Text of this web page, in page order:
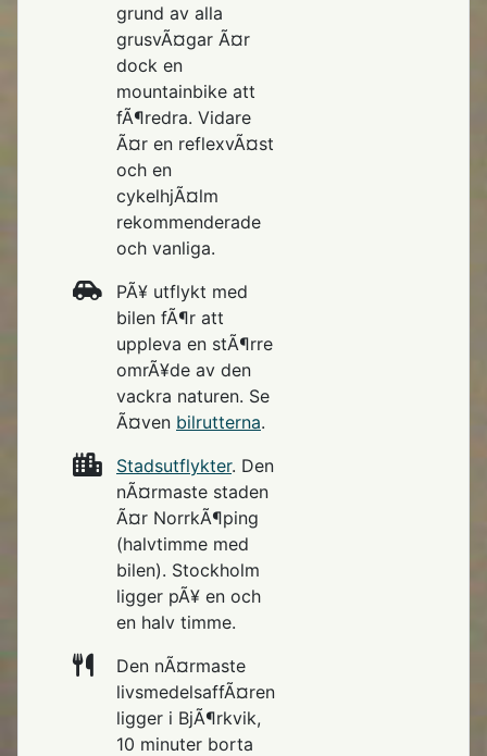
grund av alla
grusvÃ¤gar Ã¤r
dock en
mountainbike att
fÃ¶redra. Vidare
Ã¤r en reflexvÃ¤st
och en
cykelhjÃ¤lm
rekommenderade
och vanliga.
PÃ¥ utflykt med
bilen fÃ¶r att
uppleva en stÃ¶rre
omrÃ¥de av den
vackra naturen. Se
Ã¤ven bilrutterna.
Stadsutflykter. Den
nÃ¤rmaste staden
Ã¤r NorrkÃ¶ping
(halvtimme med
bilen). Stockholm
ligger pÃ¥ en och
en halv timme.
Den nÃ¤rmaste
livsmedelsaffÃ¤ren
ligger i BjÃ¶rkvik,
10 minuter borta